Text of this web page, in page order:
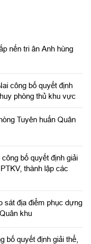
nến tri ân Anh hùng
công bố quyết định
phòng thủ khu vực
Tuyên huấn Quân
bố quyết định giải
thành lập các
sát địa điểm phục dựng
khu
bố quyết định giải thể,